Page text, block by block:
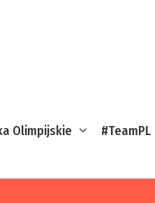
Olimpijskie #TeamPL